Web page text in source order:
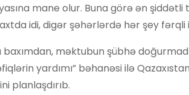
mane olur. Buna görə ən şiddətli
idi, digər şəhərlərdə hər şey fərqli
məktubun şübhə
yardımı” bəhanəsi ilə
planlaşdırıb.